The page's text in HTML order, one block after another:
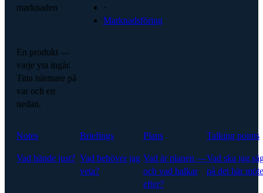
marknaden
·
Marknadsföring
En produkt —
varje yta ingår.
Titta närmare på
var och en
nedan.
Notes
Vad hände just?
Briefings
Vad behöver jag
veta?
Plans
Vad är planen —
och vad halkar
efter?
Talking points
Vad ska jag
på det här